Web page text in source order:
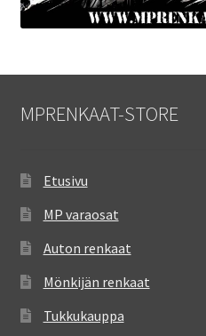
MPRENKAAT-STORE
Etusivu
MP varaosat
Auton renkaat
Mönkijän renkaat
Tukkukauppa